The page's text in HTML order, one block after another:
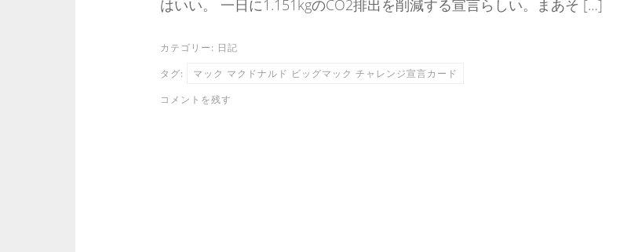
はいい。 一日に1.151kgのCO2排出を削減する宣言らしい。まあそ […]
カテゴリー: 日記
タグ:
マック マクドナルド ビッグマック チャレンジ宣言カード
コメントを残す